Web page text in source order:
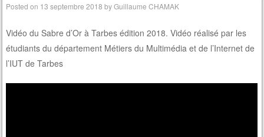
Posted on 13 septembre 2018 byGuillaume CHAMAK
Vidéo du Sabre d’Or à Tarbes édition 2018. Vidéo réalisé par les
étudiants du département Métiers du Multimédia et de l’Internet de
l’IUT de Tarbes